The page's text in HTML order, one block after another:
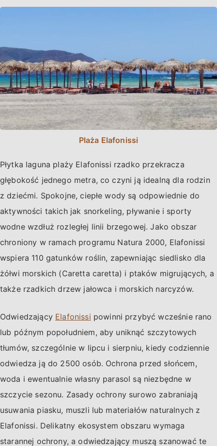
Plaża Elafonissi
Płytka laguna plaży Elafonissi rzadko przekracza
głębokość jednego metra, co czyni ją idealną dla rodzin
z dziećmi. Spokojne, ciepłe wody są odpowiednie do
aktywności takich jak snorkeling, pływanie i sporty
wodne wzdłuż rozległej linii brzegowej. Jako obszar
chroniony w ramach programu Natura 2000, Elafonissi
wspiera 110 gatunków roślin, zapewniając siedlisko dla
żółwi morskich (Caretta caretta) i ptaków migrujących, a
także rzadkich drzew jałowca i morskich narcyzów.
Odwiedzający Elafonissi powinni przybyć wcześnie rano
lub późnym popołudniem, aby uniknąć szczytowych
tłumów, szczególnie w lipcu i sierpniu, kiedy codziennie
odwiedza ją do 2500 osób. Ochrona przed słońcem,
woda i ewentualnie własny parasol są niezbędne w
szczycie sezonu. Zasady ochrony surowo zabraniają
usuwania piasku, muszli lub materiałów naturalnych z
Elafonissi. Delikatny ekosystem obszaru wymaga
starannej ochrony, a odwiedzający muszą szanować te